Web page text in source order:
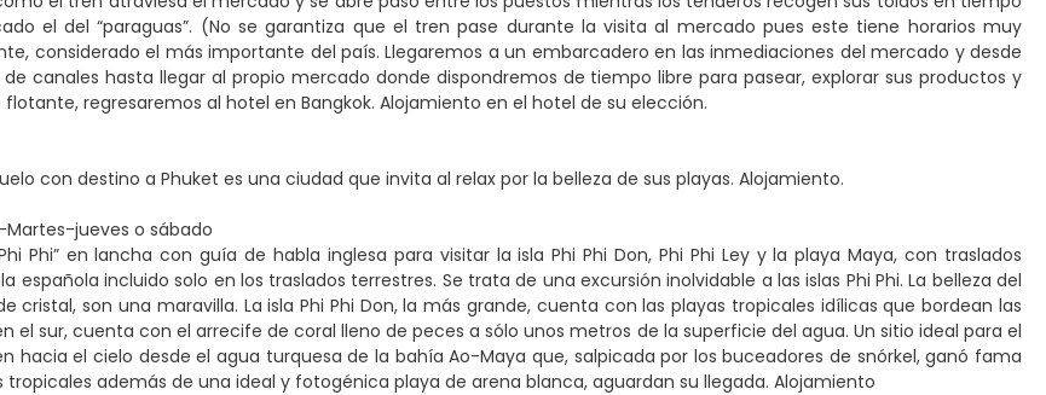
el del “paraguas”. (No se garantiza que el tren pase durante la visita al mercado pues este tiene horarios muy
considerado el más importante del país. Llegaremos a un embarcadero en las inmediaciones del mercado y desde
canales hasta llegar al propio mercado donde dispondremos de tiempo libre para pasear, explorar sus productos y
regresaremos al hotel en Bangkok. Alojamiento en el hotel de su elección.
con destino a Phuket es una ciudad que invita al relax por la belleza de sus playas. Alojamiento.
-Martes-jueves o sábado
Phi” en lancha con guía de habla inglesa para visitar la isla Phi Phi Don, Phi Phi Ley y la playa Maya, con traslados
incluido solo en los traslados terrestres. Se trata de una excursión inolvidable a las islas Phi Phi. La belleza del
son una maravilla. La isla Phi Phi Don, la más grande, cuenta con las playas tropicales idílicas que bordean las
el sur, cuenta con el arrecife de coral lleno de peces a sólo unos metros de la superficie del agua. Un sitio ideal para el
hacia el cielo desde el agua turquesa de la bahía Ao-Maya que, salpicada por los buceadores de snórkel, ganó fama
tropicales además de una ideal y fotogénica playa de arena blanca, aguardan su llegada. Alojamiento